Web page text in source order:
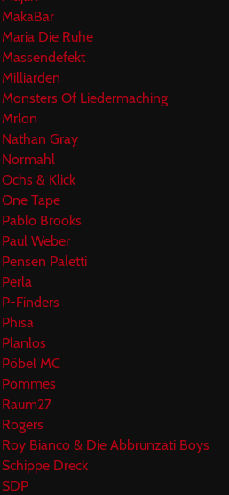
MakaBar
Maria Die Ruhe
Massendefekt
Milliarden
Monsters Of Liedermaching
Mrlon
Nathan Gray
Normahl
Ochs & Klick
One Tape
Pablo Brooks
Paul Weber
Pensen Paletti
Perla
P-Finders
Phisa
Planlos
Pöbel MC
Pommes
Raum27
Rogers
Roy Bianco & Die Abbrunzati Boys
Schippe Dreck
SDP